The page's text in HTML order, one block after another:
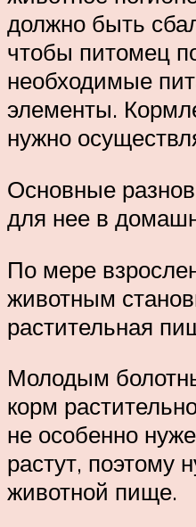
должно быть
чтобы питомец
необходимые
элементы.
нужно
Основные
для нее в
По мере
животным
растительная
Молодым
корм
не особенно
растут, поэтому
животной пище.